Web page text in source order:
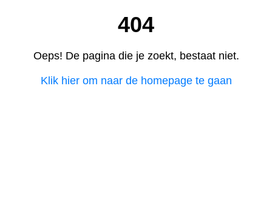
404
Oeps! De pagina die je zoekt, bestaat niet.
Klik hier om naar de homepage te gaan